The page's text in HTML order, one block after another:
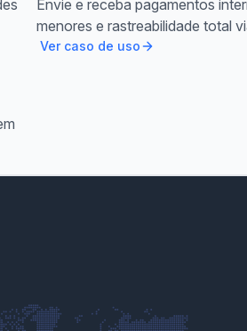
Envie e receba pagamentos
menores e rastreabilidade total
Ver caso de uso